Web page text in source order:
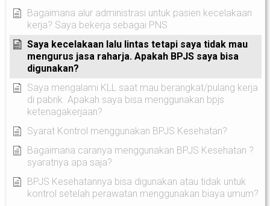
Bagaimana alur administrasi untuk pasien kecelakaan
kerja? Saya bekerja sebagai PNS
Saya kecelakaan lalu lintas tetapi saya tidak mau
mengurus jasa raharja. Apakah BPJS saya bisa
digunakan?
Saya mengalami KLL saat mau berangkat/pulang kerja
di pabrik. Apakah saya bisa menggunakan bpjs
ketenagakerjaan?
Syarat Kontrol menggunakan BPJS Kesehatan?
Bagaimana caranya menggunakan BPJS Kesehatan ?
syaratnya apa saja?
BPJS Kesehatannya bisa digunakan atau tidak untuk
kontrol setelah perawatan menggunakan biaya umum?